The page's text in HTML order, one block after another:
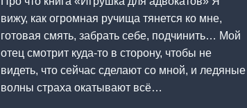
вижу, как огромная ручища тянется ко мне,
готовая смять, забрать себе, подчинить… Мой
отец смотрит куда-то в сторону, чтобы не
видеть, что сейчас сделают со мной, и ледяные
волны страха окатывают всё…